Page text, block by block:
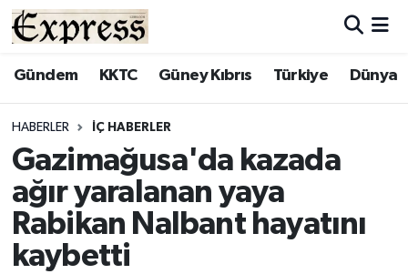
Gündem KKTC Güney Kıbrıs Türkiye Dünya
HABERLER İÇ HABERLER
Gazimağusa'da kazada
ağır yaralanan yaya
Rabikan Nalbant hayatını
kaybetti
ALAYKÖY
BİLİM
ÇATALKÖY
DÜNYA
Hava Durumu
Süper Lig Puan Durumu ve Fikstür
Tüm Manşetler
Son Dakika Haberleri